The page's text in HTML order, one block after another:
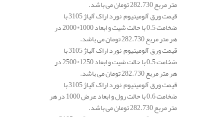
متر مربع 282.730 تومان می باشد.
قیمت ورق آلومینیوم نورد اراک آلیاژ 3105 با
ضخامت 0.5 با حالت شیت و ابعاد 1000*2000 در
هر متر مربع 282.730 تومان می باشد.
قیمت ورق آلومینیوم نورد اراک آلیاژ 3105 با
ضخامت 0.5 با حالت شیت و ابعاد 1250*2500 در
هر متر مربع 282.730 تومان می باشد.
قیمت ورق آلومینیوم نورد اراک آلیاژ 3105 با
ضخامت 0.6 با حالت رول و ابعاد عرض 1000 در هر
متر مربع 282.730 تومان می باشد.